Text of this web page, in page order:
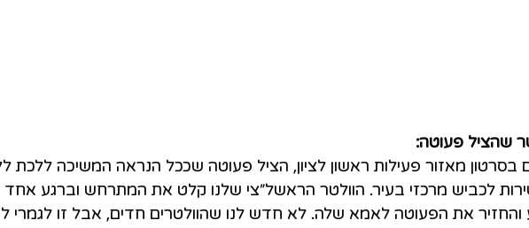
שהציל פעוטה:
בסרטון מאזור פעילות ראשון לציון, הציל פעוטה שככל הנראה המשיכה ללכת
לכביש מרכזי בעיר. הוולטר הראשל״צי שלנו קלט את המתרחש וברגע אחד
והחזיר את הפעוטה לאמא שלה. לא חדש לנו שהוולטרים חדים, אבל זו לגמרי